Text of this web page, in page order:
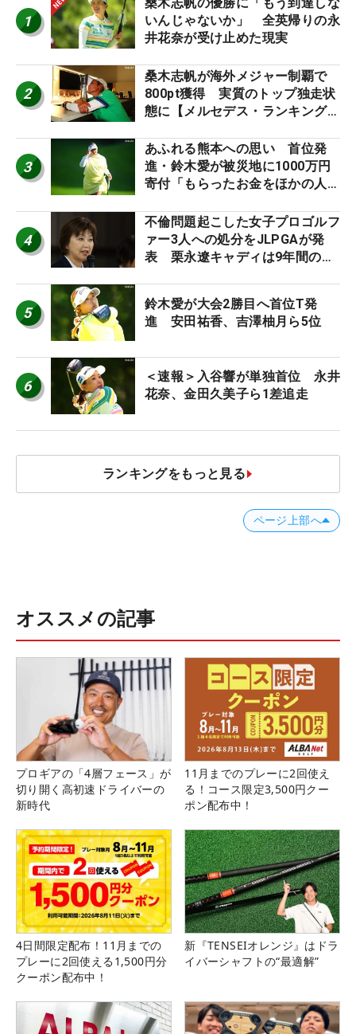
1
いんじゃないか」 全英帰りの永
井花奈が受け止めた現実
2
桑木志帆が海外メジャー制覇で
800pt獲得 実質のトップ独走状
態に【メルセデス・ランキング番
3
あふれる熊本への思い 首位発
進・鈴木愛が被災地に1000万円
寄付「もらったお金をほかの人
4
不倫問題起こした女子プロゴルフ
ァー3人への処分をJLPGAが発
表 栗永遼キャディは9年間の立
5
鈴木愛が大会2勝目へ首位T発
進 安田祐香、吉澤柚月ら5位
6
＜速報＞入谷響が単独首位 永井
花奈、金田久美子ら1差追走
ランキングをもっと見る
ページ上部へ
オススメの記事
プロギアの「4層フェース」が
切り開く高初速ドライバーの
新時代
11月までのプレーに2回使え
る！コース限定3,500円クー
ポン配布中！
4日間限定配布！11月までの
プレーに2回使える1,500円分
クーポン配布中！
新『TENSEIオレンジ』はドラ
イバーシャフトの“最適解”